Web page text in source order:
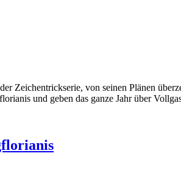
Zeichentrickserie, von seinen Plänen
und geben das ganze Jahr über